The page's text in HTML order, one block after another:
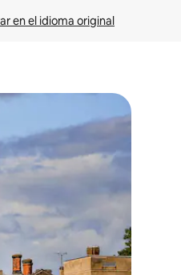
en el idioma original